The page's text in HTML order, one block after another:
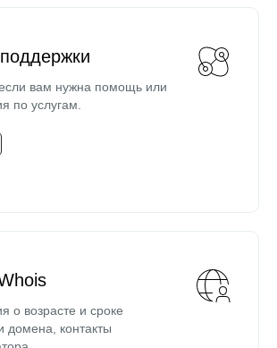
вам нужна помощь или
по услугам.
о возрасте и сроке
домена, контакты